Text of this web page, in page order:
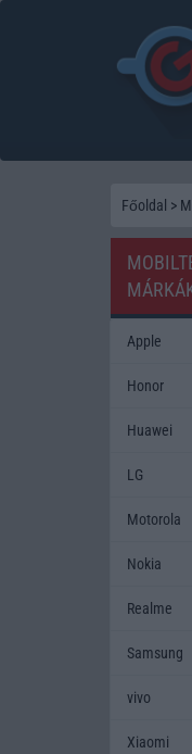
Főoldal >
Apple
Honor
Huawei
LG
Motorola
Nokia
Realme
Samsung
vivo
Xiaomi